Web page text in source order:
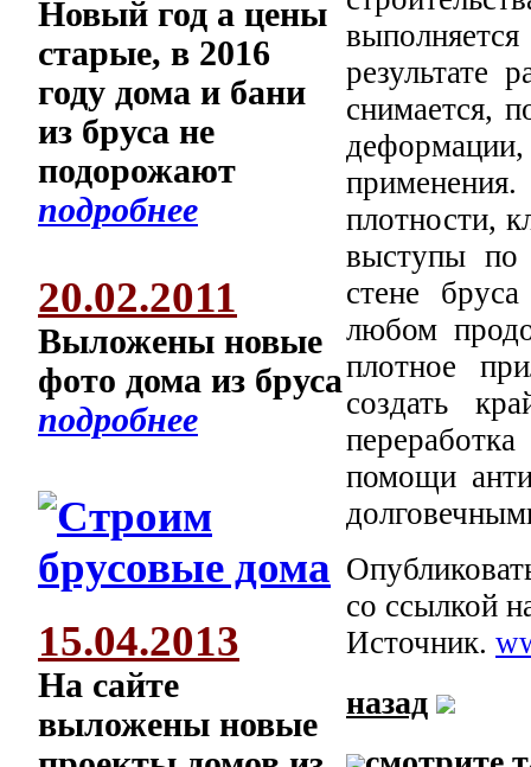
Новый год а цены
старые, в 2016
году дома и бани
из бруса не
подорожают
подробнее
20.02.2011
Выложены новые
фото дома из бруса
подробнее
15.04.2013
На сайте
выложены новые
результате
снимается,
плотности,
выступы по
стене
любом
плотное
создать
помощи
со ссылкой
Источник.
назад